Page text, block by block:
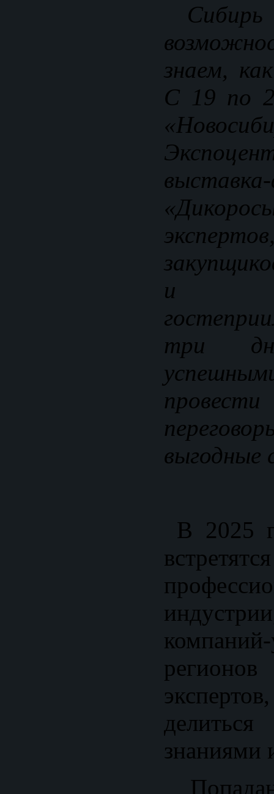
знаем,
С 19 по
и
три
выгодные
В 2025
знаниями